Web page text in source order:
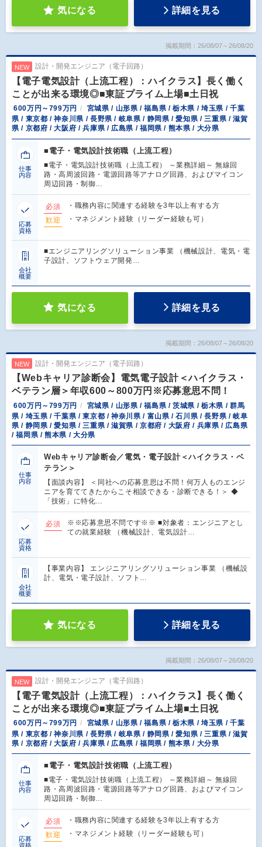
気になる 詳細を見る
掲載期間：26/08/07～26/08/20
NEW 設計・開発エンジニア（電子回路）
【電子電気設計（上流工程）：ハイクラス】長く働く
ことが出来る環境◎■東証プライム上場■土日祝
600万円～799万円
宮城県 / 山形県 / 福島県 / 栃木県 / 埼玉県 / 千葉
県 / 東京都 / 神奈川県 / 長野県 / 岐阜県 / 静岡県 / 愛知県 / 三重県 / 滋賀
県 / 京都府 / 大阪府 / 兵庫県 / 広島県 / 福岡県 / 熊本県 / 大分県
仕事
内容
■電子・電気設計技術職（上流工程）
■電子・電気設計技術職（上流工程） ～業務詳細～ 無線回
路・高周波回路・電源回路等アナログ回路、およびマイコン
周辺回路・制御…
応募
資格
必須
・職務内容に関連する経験を3年以上有する方
歓迎
・マネジメント経験（リーダー経験も可）
会社
概要
■エンジニアリングソリューション事業 （機械設計、電気・電
子設計、ソフトウェア開発…
気になる 詳細を見る
掲載期間：26/08/07～26/08/20
NEW 設計・開発エンジニア（電子回路）
【Webキャリア診断会】電気電子設計＜ハイクラス・
ベテラン層＞年収600～800万円※応募意思不問！
600万円～799万円
宮城県 / 山形県 / 福島県 / 茨城県 / 栃木県 / 群馬
県 / 埼玉県 / 千葉県 / 東京都 / 神奈川県 / 富山県 / 石川県 / 長野県 / 岐阜
県 / 静岡県 / 愛知県 / 三重県 / 滋賀県 / 京都府 / 大阪府 / 兵庫県 / 広島県
/ 福岡県 / 熊本県 / 大分県
仕事
内容
Webキャリア診断会／電気・電子設計＜ハイクラス・ベ
テラン＞
【面談内容】 ＜同社への応募意思は不問！何万人ものエンジ
ニアを育ててきたからこそ相談できる・診断できる！＞ ◆
「技術」に特化…
応募
資格
必須
※※応募意思不問です※※ ■対象者：エンジニアとし
ての就業経験 （機械設計、電気設計…
会社
概要
【事業内容】 エンジニアリングソリューション事業 （機械設
計、電気・電子設計、ソフト…
気になる 詳細を見る
掲載期間：26/08/07～26/08/20
NEW 設計・開発エンジニア（電子回路）
【電子電気設計（上流工程）：ハイクラス】長く働く
ことが出来る環境◎■東証プライム上場■土日祝
600万円～799万円
宮城県 / 山形県 / 福島県 / 栃木県 / 埼玉県 / 千葉
県 / 東京都 / 神奈川県 / 長野県 / 岐阜県 / 静岡県 / 愛知県 / 三重県 / 滋賀
県 / 京都府 / 大阪府 / 兵庫県 / 広島県 / 福岡県 / 熊本県 / 大分県
仕事
内容
■電子・電気設計技術職（上流工程）
■電子・電気設計技術職（上流工程） ～業務詳細～ 無線回
路・高周波回路・電源回路等アナログ回路、およびマイコン
周辺回路・制御…
応募
資格
必須
・職務内容に関連する経験を3年以上有する方
歓迎
・マネジメント経験（リーダー経験も可）